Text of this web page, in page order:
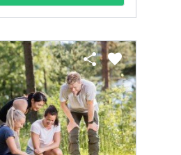
share favorite